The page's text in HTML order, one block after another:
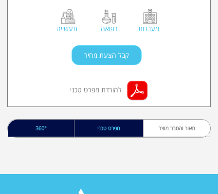
מעבדות רפואה תעשייה
קבל הצעת מחיר
להורדת מפרט טכני
תאור והסבר מוצר מפרט טכני 360°